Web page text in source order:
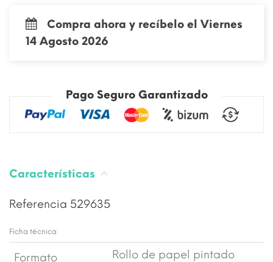
Compra ahora y recíbelo el Viernes
14 Agosto 2026
Pago Seguro Garantizado
Características
Referencia 529635
Ficha técnica
Formato Rollo de papel pintado